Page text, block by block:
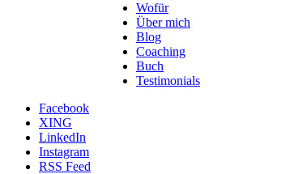
Wofür
Über mich
Blog
Coaching
Buch
Testimonials
Facebook
XING
LinkedIn
Instagram
RSS Feed